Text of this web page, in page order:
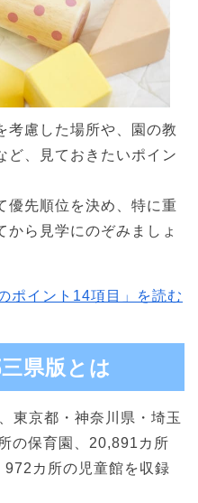
考慮した場所や、園の教
ど、見ておきたいポイン
優先順位を決め、特に重
から見学にのぞみましょ
ポイント14項目」を読む
県版とは
東京都・神奈川県・埼玉
の保育園、20,891カ所
カ所の児童館を収録